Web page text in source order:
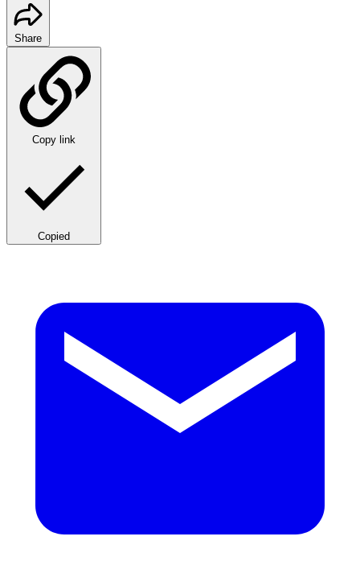
Share
Copy link
Copied